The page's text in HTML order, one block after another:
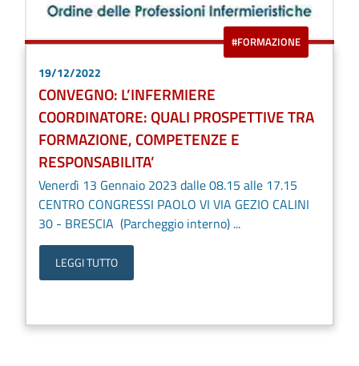
#FORMAZIONE
19/12/2022
CONVEGNO: L’INFERMIERE
COORDINATORE: QUALI PROSPETTIVE TRA
FORMAZIONE, COMPETENZE E
RESPONSABILITA’
Venerdì 13 Gennaio 2023 dalle 08.15 alle 17.15
CENTRO CONGRESSI PAOLO VI VIA GEZIO CALINI
30 - BRESCIA (Parcheggio interno) ...
LEGGI TUTTO